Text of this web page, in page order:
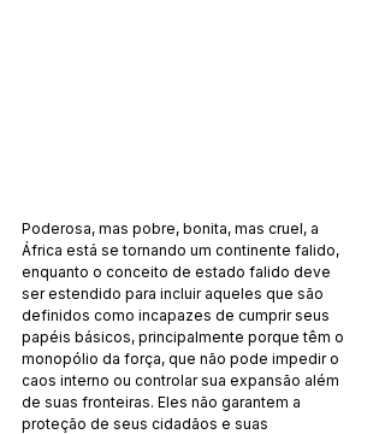
Poderosa, mas pobre, bonita, mas cruel, a
África está se tornando um continente falido,
enquanto o conceito de estado falido deve
ser estendido para incluir aqueles que são
definidos como incapazes de cumprir seus
papéis básicos, principalmente porque têm o
monopólio da força, que não pode impedir o
caos interno ou controlar sua expansão além
de suas fronteiras. Eles não garantem a
proteção de seus cidadãos e suas